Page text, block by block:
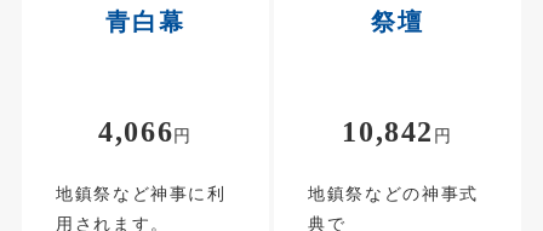
青白幕
4,066円
地鎮祭など神事に利
用されます。
祭壇
10,842 円
地鎮祭などの神事式
典で